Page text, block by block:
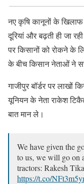
नए कृषि कानूनों के
दूरियां और बढ़ती ही जा
पर किसानों को रोकने के
के बीच किसान नेताओं ने
गाजीपुर बॉर्डर पर लाखों
यूनियन के नेता राकेश
बात मान ले।
We have given the
to us, we will go on
tractors: Rakesh
https://t.co/